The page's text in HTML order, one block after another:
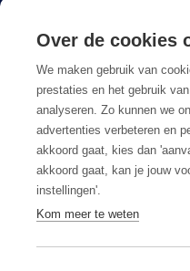
Anticimex
Postes
Foire aux
Over de cookies
We maken gebruik van
prestaties en het gebruik
analyseren. Zo kunnen we
advertenties verbeteren en
akkoord gaat, kies dan
akkoord gaat, kan je jouw
instellingen'.
Kom meer te weten